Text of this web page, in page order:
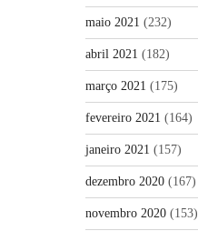
maio 2021 (232)
abril 2021 (182)
março 2021 (175)
fevereiro 2021 (164)
janeiro 2021 (157)
dezembro 2020 (167)
novembro 2020 (153)